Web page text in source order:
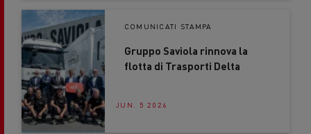
COMUNICATI STAMPA
Gruppo Saviola rinnova la
flotta di Trasporti Delta
JUN. 5 2026